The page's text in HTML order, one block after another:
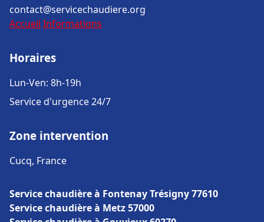
contact@servicechaudiere.org
Accueil Informations
Horaires
Lun-Ven: 8h-19h
Service d'urgence 24/7
Zone intervention
Cucq, France
Service chaudière à Fontenay Trésigny 77610
Service chaudière à Metz 57000